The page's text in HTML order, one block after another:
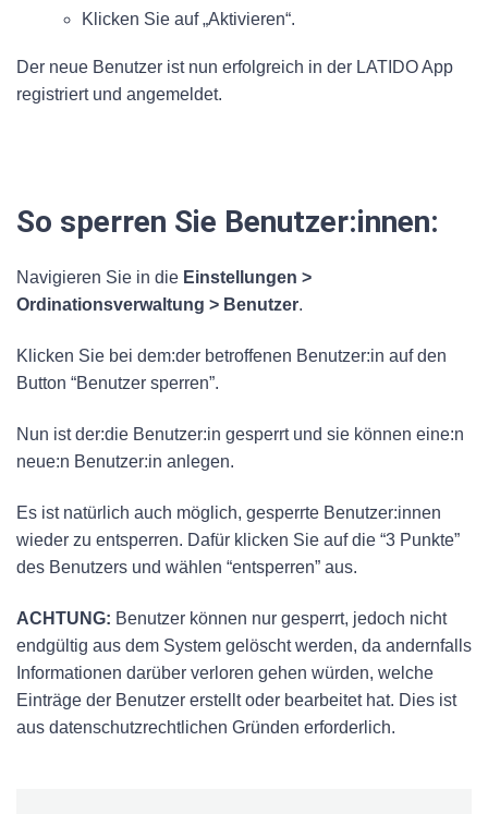
Klicken Sie auf „Aktivieren“.
Der neue Benutzer ist nun erfolgreich in der LATIDO App
registriert und angemeldet.
So sperren Sie Benutzer:innen:
Navigieren Sie in die Einstellungen >
Ordinationsverwaltung > Benutzer.
Klicken Sie bei dem:der betroffenen Benutzer:in auf den
Button “Benutzer sperren”.
Nun ist der:die Benutzer:in gesperrt und sie können eine:n
neue:n Benutzer:in anlegen.
Es ist natürlich auch möglich, gesperrte Benutzer:innen
wieder zu entsperren. Dafür klicken Sie auf die “3 Punkte”
des Benutzers und wählen “entsperren” aus.
ACHTUNG: Benutzer können nur gesperrt, jedoch nicht
endgültig aus dem System gelöscht werden, da andernfalls
Informationen darüber verloren gehen würden, welche
Einträge der Benutzer erstellt oder bearbeitet hat. Dies ist
aus datenschutzrechtlichen Gründen erforderlich.